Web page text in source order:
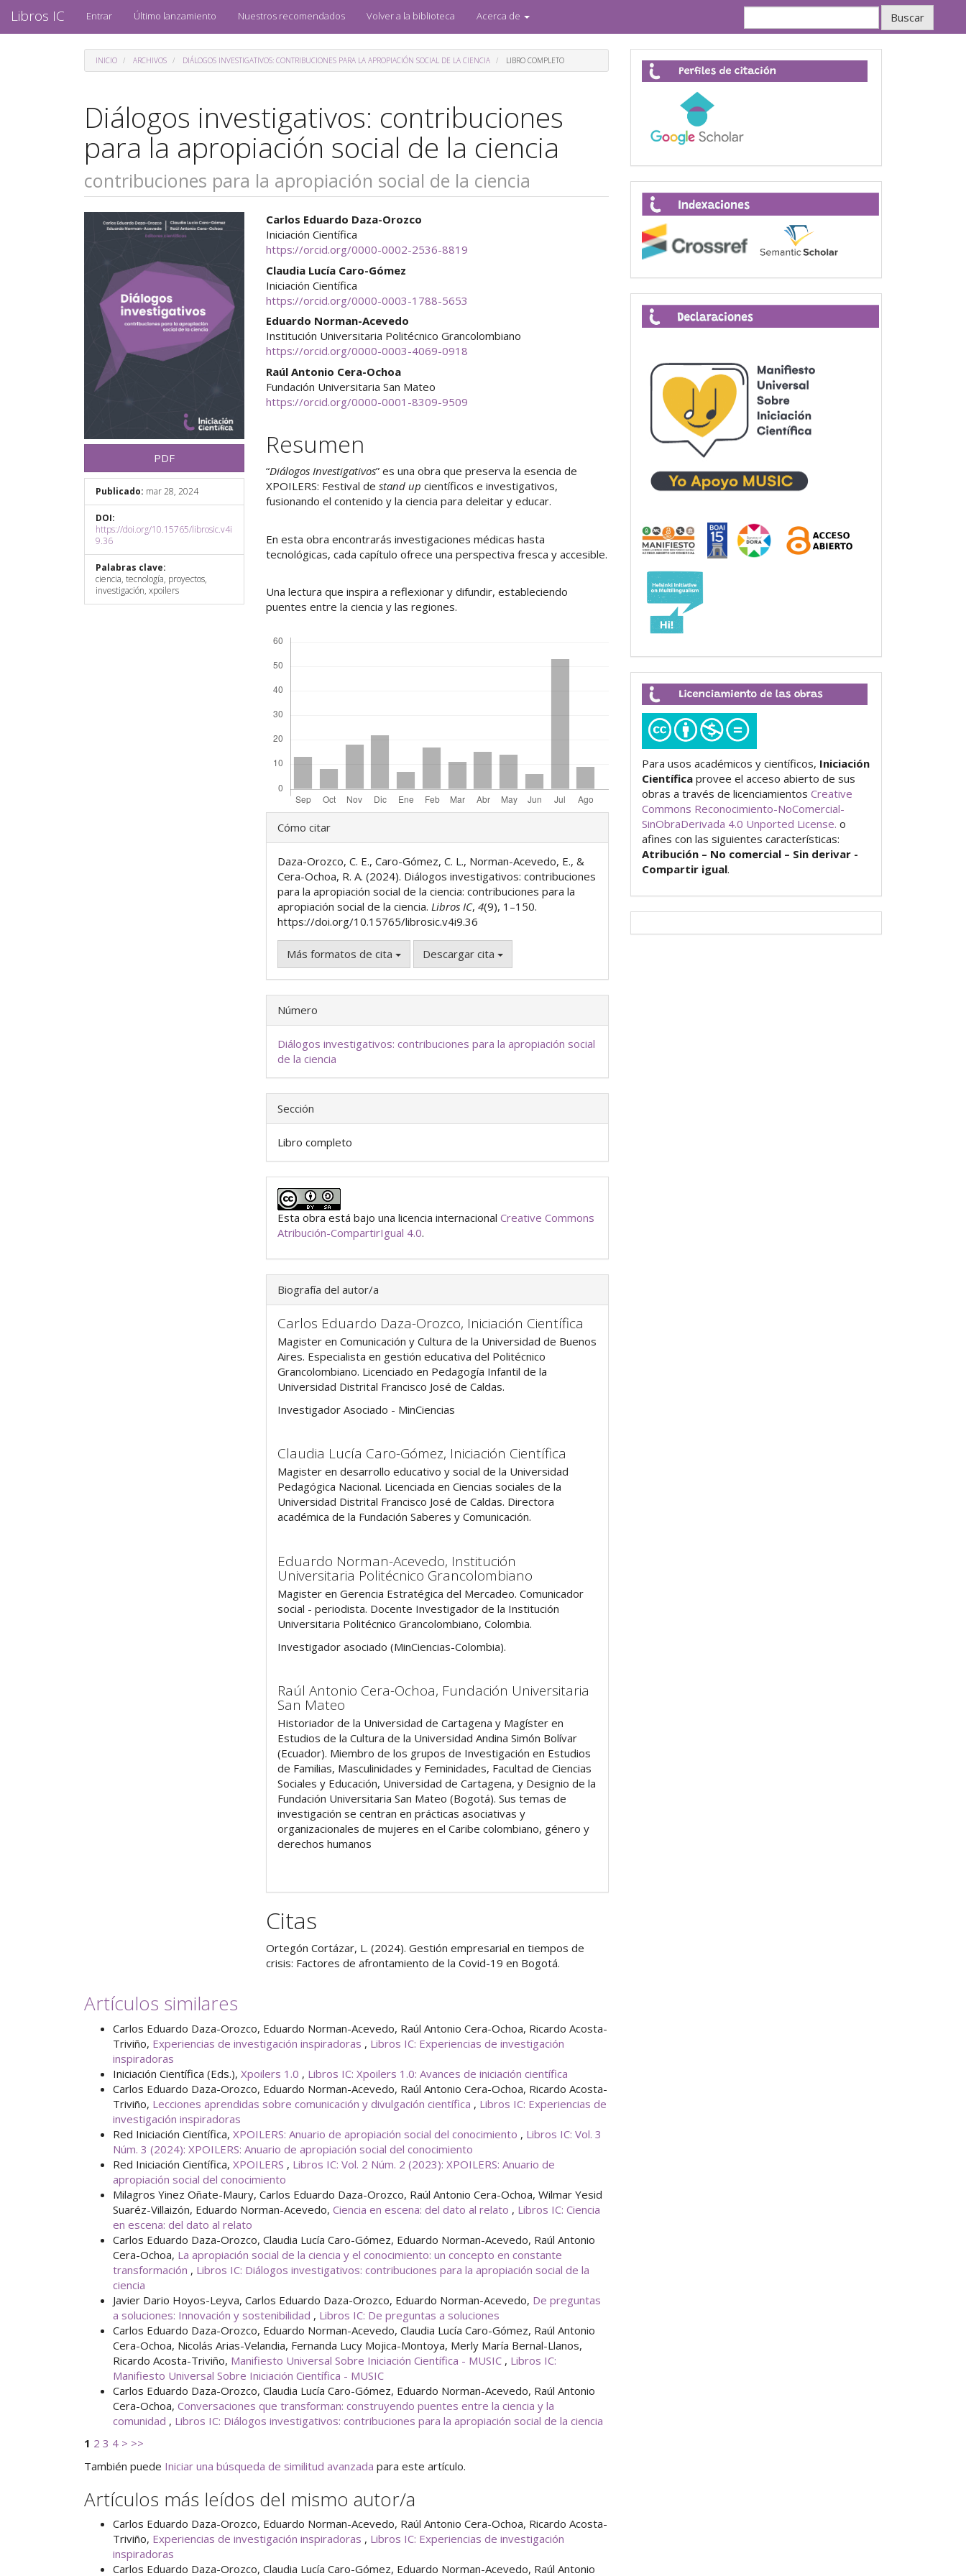
principal
Contenido
Libros IC Entrar Último lanzamiento Nuestros recomendados Volver a la biblioteca Acerca de Buscar
INICIO ARCHIVOS DIÁLOGOS INVESTIGATIVOS: CONTRIBUCIONES PARA LA APROPIACIÓN SOCIAL DE LA CIENCIA LIBRO COMPLETO
Diálogos investigativos: contribuciones
para la apropiación social de la ciencia
contribuciones para la apropiación social de la ciencia
Barra
del
artículo
PDF
Publicado: mar 28, 2024
DOI:
https://doi.org/10.15765/librosic.v4i
9.36
Palabras clave:
ciencia, tecnología, proyectos,
investigación, xpoilers
Contenido
principal
del
artículo
Carlos Eduardo Daza-Orozco
Iniciación Científica
https://orcid.org/0000-0002-2536-8819
Claudia Lucía Caro-Gómez
Iniciación Científica
https://orcid.org/0000-0003-1788-5653
Eduardo Norman-Acevedo
Institución Universitaria Politécnico Grancolombiano
https://orcid.org/0000-0003-4069-0918
Raúl Antonio Cera-Ochoa
Fundación Universitaria San Mateo
https://orcid.org/0000-0001-8309-9509
Resumen
“Diálogos Investigativos” es una obra que preserva la esencia de
XPOILERS: Festival destand up científicos e investigativos,
fusionando el contenido y la ciencia para deleitar y educar.
En esta obra encontrarás investigaciones médicas hasta
tecnológicas, cada capítulo ofrece una perspectiva fresca y accesible.
Una lectura que inspira a reflexionar y difundir, estableciendo
puentes entre la ciencia y las regiones.
Detalles
del
artículo
Cómo citar
Daza-Orozco, C. E., Caro-Gómez, C. L., Norman-Acevedo, E., &
Cera-Ochoa, R. A. (2024). Diálogos investigativos: contribuciones
para la apropiación social de la ciencia: contribuciones para la
apropiación social de la ciencia. Libros IC,4(9), 1–150.
https://doi.org/10.15765/librosic.v4i9.36
Más formatos de cita Descargar cita
Número
Diálogos investigativos: contribuciones para la apropiación social
de la ciencia
Sección
Libro completo
Esta obra está bajo una licencia internacionalCreative Commons
Atribución-CompartirIgual 4.0.
Biografía del autor/a
Carlos Eduardo Daza-Orozco, Iniciación Científica
Magister en Comunicación y Cultura de la Universidad de Buenos
Aires. Especialista en gestión educativa del Politécnico
Grancolombiano. Licenciado en Pedagogía Infantil de la
Universidad Distrital Francisco José de Caldas.
Investigador Asociado - MinCiencias
Claudia Lucía Caro-Gómez, Iniciación Científica
Magister en desarrollo educativo y social de la Universidad
Pedagógica Nacional. Licenciada en Ciencias sociales de la
Universidad Distrital Francisco José de Caldas. Directora
académica de la Fundación Saberes y Comunicación.
Eduardo Norman-Acevedo, Institución
Universitaria Politécnico Grancolombiano
Magister en Gerencia Estratégica del Mercadeo. Comunicador
social - periodista. Docente Investigador de la Institución
Universitaria Politécnico Grancolombiano, Colombia.
Investigador asociado (MinCiencias-Colombia).
Raúl Antonio Cera-Ochoa, Fundación Universitaria
San Mateo
Historiador de la Universidad de Cartagena y Magíster en
Estudios de la Cultura de la Universidad Andina Simón Bolívar
(Ecuador). Miembro de los grupos de Investigación en Estudios
de Familias, Masculinidades y Feminidades, Facultad de Ciencias
Sociales y Educación, Universidad de Cartagena, y Designio de la
Fundación Universitaria San Mateo (Bogotá). Sus temas de
investigación se centran en prácticas asociativas y
organizacionales de mujeres en el Caribe colombiano, género y
derechos humanos
Citas
Ortegón Cortázar, L. (2024). Gestión empresarial en tiempos de
crisis: Factores de afrontamiento de la Covid-19 en Bogotá.
Artículos similares
Carlos Eduardo Daza-Orozco, Eduardo Norman-Acevedo, Raúl Antonio Cera-Ochoa, Ricardo Acosta-
Triviño, Experiencias de investigación inspiradoras , Libros IC: Experiencias de investigación
inspiradoras
Iniciación Científica (Eds.), Xpoilers 1.0 , Libros IC: Xpoilers 1.0: Avances de iniciación científica
Carlos Eduardo Daza-Orozco, Eduardo Norman-Acevedo, Raúl Antonio Cera-Ochoa, Ricardo Acosta-
Triviño, Lecciones aprendidas sobre comunicación y divulgación científica , Libros IC: Experiencias de
investigación inspiradoras
Red Iniciación Científica, XPOILERS: Anuario de apropiación social del conocimiento , Libros IC: Vol. 3
Núm. 3 (2024): XPOILERS: Anuario de apropiación social del conocimiento
Red Iniciación Científica, XPOILERS , Libros IC: Vol. 2 Núm. 2 (2023): XPOILERS: Anuario de
apropiación social del conocimiento
Milagros Yinez Oñate-Maury, Carlos Eduardo Daza-Orozco, Raúl Antonio Cera-Ochoa, Wilmar Yesid
Suaréz-Villaizón, Eduardo Norman-Acevedo, Ciencia en escena: del dato al relato , Libros IC: Ciencia
en escena: del dato al relato
Carlos Eduardo Daza-Orozco, Claudia Lucía Caro-Gómez, Eduardo Norman-Acevedo, Raúl Antonio
Cera-Ochoa, La apropiación social de la ciencia y el conocimiento: un concepto en constante
transformación , Libros IC: Diálogos investigativos: contribuciones para la apropiación social de la
ciencia
Javier Dario Hoyos-Leyva, Carlos Eduardo Daza-Orozco, Eduardo Norman-Acevedo, De preguntas
a soluciones: Innovación y sostenibilidad , Libros IC: De preguntas a soluciones
Carlos Eduardo Daza-Orozco, Eduardo Norman-Acevedo, Claudia Lucía Caro-Gómez, Raúl Antonio
Cera-Ochoa, Nicolás Arias-Velandia, Fernanda Lucy Mojica-Montoya, Merly María Bernal-Llanos,
Ricardo Acosta-Triviño, Manifiesto Universal Sobre Iniciación Científica - MUSIC , Libros IC:
Manifiesto Universal Sobre Iniciación Científica - MUSIC
Carlos Eduardo Daza-Orozco, Claudia Lucía Caro-Gómez, Eduardo Norman-Acevedo, Raúl Antonio
Cera-Ochoa, Conversaciones que transforman: construyendo puentes entre la ciencia y la
comunidad , Libros IC: Diálogos investigativos: contribuciones para la apropiación social de la ciencia
1 2 3 4 > >>
También puede Iniciar una búsqueda de similitud avanzada para este artículo.
Artículos más leídos del mismo autor/a
Carlos Eduardo Daza-Orozco, Eduardo Norman-Acevedo, Raúl Antonio Cera-Ochoa, Ricardo Acosta-
Triviño, Experiencias de investigación inspiradoras , Libros IC: Experiencias de investigación
inspiradoras
Carlos Eduardo Daza-Orozco, Claudia Lucía Caro-Gómez, Eduardo Norman-Acevedo, Raúl Antonio
Perfiles
citación
Indexaciones
Declaraciones
Licenciamiento
de
las
obras
Para usos académicos y científicos, Iniciación
Científica provee el acceso abierto de sus
obras a través de licenciamientos Creative
Commons Reconocimiento-NoComercial-
SinObraDerivada 4.0 Unported License. o
afines con las siguientes características:
Atribución – No comercial – Sin derivar -
Compartir igual.
Visitantes